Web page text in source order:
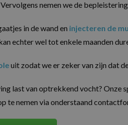
nemen we de
in de wand en injecteren de
echter wel tot enkele maanden
uit zodat we er zeker van zijn dat
last van optrekkend vocht? Onze
te nemen via onderstaand